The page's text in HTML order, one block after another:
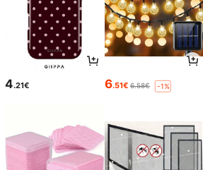
4.21€ 6.51€ 6.58€ -1%